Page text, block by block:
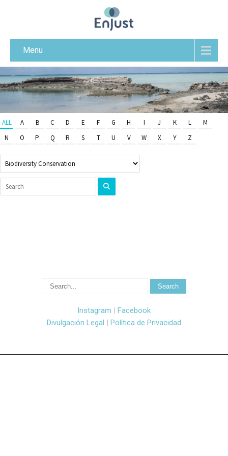
Menu
ALL A B C D E F G H I J K L
M
N
O P Q R S T U V W X Y Z
Instagram | Facebook
Divulgación Legal | Política de Privacidad